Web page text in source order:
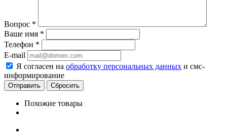
Вопрос *
Ваше имя *
Телефон *
E-mail
Я согласен на обработку персональных данных и смс-
информирование
Сбросить
Похожие товары